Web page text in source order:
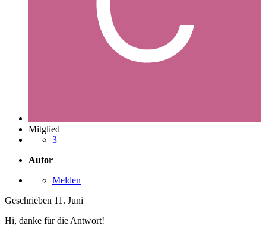
Mitglied
3
Autor
Melden
Geschrieben 11. Juni
Hi, danke für die Antwort!